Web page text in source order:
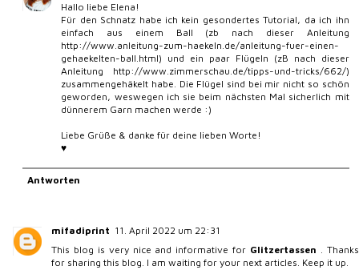
Hallo liebe Elena!
Für den Schnatz habe ich kein gesondertes Tutorial, da ich ihn
einfach aus einem Ball (zb nach dieser Anleitung
http://www.anleitung-zum-haekeln.de/anleitung-fuer-einen-
gehaekelten-ball.html) und ein paar Flügeln (zB nach dieser
Anleitung http://www.zimmerschau.de/tipps-und-tricks/662/)
zusammengehäkelt habe. Die Flügel sind bei mir nicht so schön
geworden, weswegen ich sie beim nächsten Mal sicherlich mit
dünnerem Garn machen werde :)
Liebe Grüße & danke für deine lieben Worte!
♥
Antworten
mifadiprint 11. April 2022 um 22:31
This blog is very nice and informative for Glitzertassen . Thanks
for sharing this blog. I am waiting for your next articles. Keep it up.